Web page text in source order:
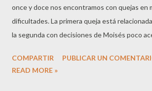
once y doce nos encontramos con quejas en
dificultades. La primera queja está
la segunda con decisiones de Moisés poco
gratis en Egipto, así como de los pepinos, los
COMPARTIR
PUBLICAR UN
READ MORE »